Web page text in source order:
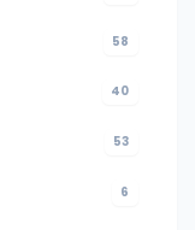
58
40
53
6